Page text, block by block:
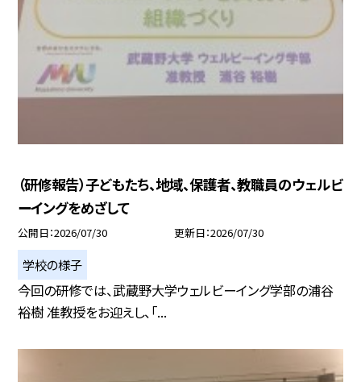
（研修報告）子どもたち、地域、保護者、教職員のウェルビ
ーイングをめざして
公開日 2026/07/30 更新日 2026/07/30
学校の様子
今回の研修では、武蔵野大学ウェルビーイング学部の浦谷
裕樹 准教授をお迎えし、「...